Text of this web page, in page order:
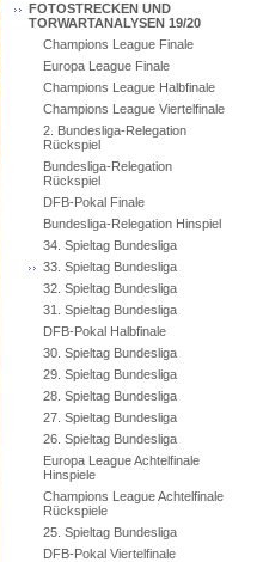
FOTOSTRECKEN UND
TORWARTANALYSEN 19/20
Champions League Finale
Europa League Finale
Champions League Halbfinale
Champions League Viertelfinale
2. Bundesliga-Relegation
Rückspiel
Bundesliga-Relegation
Rückspiel
DFB-Pokal Finale
Bundesliga-Relegation Hinspiel
34. Spieltag Bundesliga
33. Spieltag Bundesliga
32. Spieltag Bundesliga
31. Spieltag Bundesliga
DFB-Pokal Halbfinale
30. Spieltag Bundesliga
29. Spieltag Bundesliga
28. Spieltag Bundesliga
27. Spieltag Bundesliga
26. Spieltag Bundesliga
Europa League Achtelfinale
Hinspiele
Champions League Achtelfinale
Rückspiele
25. Spieltag Bundesliga
DFB-Pokal Viertelfinale